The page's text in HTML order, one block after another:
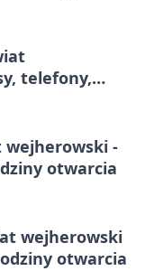
telefony,
wejherowski -
otwarcia
wejherowski
otwarcia